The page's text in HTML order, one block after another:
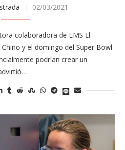
02/03/2021
colaboradora de EMS El
y el domingo del Super Bowl
podrían crear un